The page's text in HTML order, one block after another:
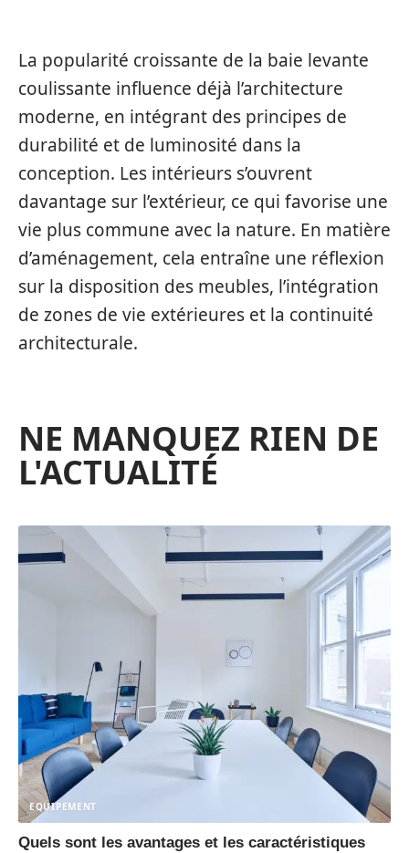
La popularité croissante de la baie levante
coulissante influence déjà l’architecture
moderne, en intégrant des principes de
durabilité et de luminosité dans la
conception. Les intérieurs s’ouvrent
davantage sur l’extérieur, ce qui favorise une
vie plus commune avec la nature. En matière
d’aménagement, cela entraîne une réflexion
sur la disposition des meubles, l’intégration
de zones de vie extérieures et la continuité
architecturale.
NE MANQUEZ RIEN DE
L'ACTUALITÉ
EQUIPEMENT
Quels sont les avantages et les caractéristiques